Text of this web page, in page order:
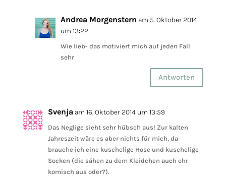
Andrea Morgenstern am 5. Oktober 2014
um 13:22
Wie lieb- das motiviert mich auf jeden Fall
sehr
Antworten
Svenja am 16. Oktober 2014 um 13:59
Das Neglige sieht sehr hübsch aus! Zur kalten
Jahreszeit wäre es aber nichts für mich, da
brauche ich eine kuschelige Hose und kuschelige
Socken (die sähen zu dem Kleidchen auch ehr
komisch aus oder?).